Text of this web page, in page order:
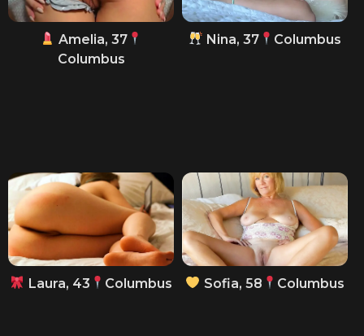
Amelia, 37
Columbus
Nina, 37 Columbus
Laura, 43 Columbus Sofia, 58 Columbus